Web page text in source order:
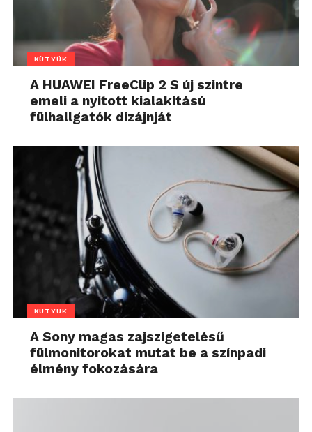
KÜTYÜK
A HUAWEI FreeClip 2 S új szintre
emeli a nyitott kialakítású
fülhallgatók dizájnját
KÜTYÜK
A Sony magas zajszigetelésű
fülmonitorokat mutat be a színpadi
élmény fokozására